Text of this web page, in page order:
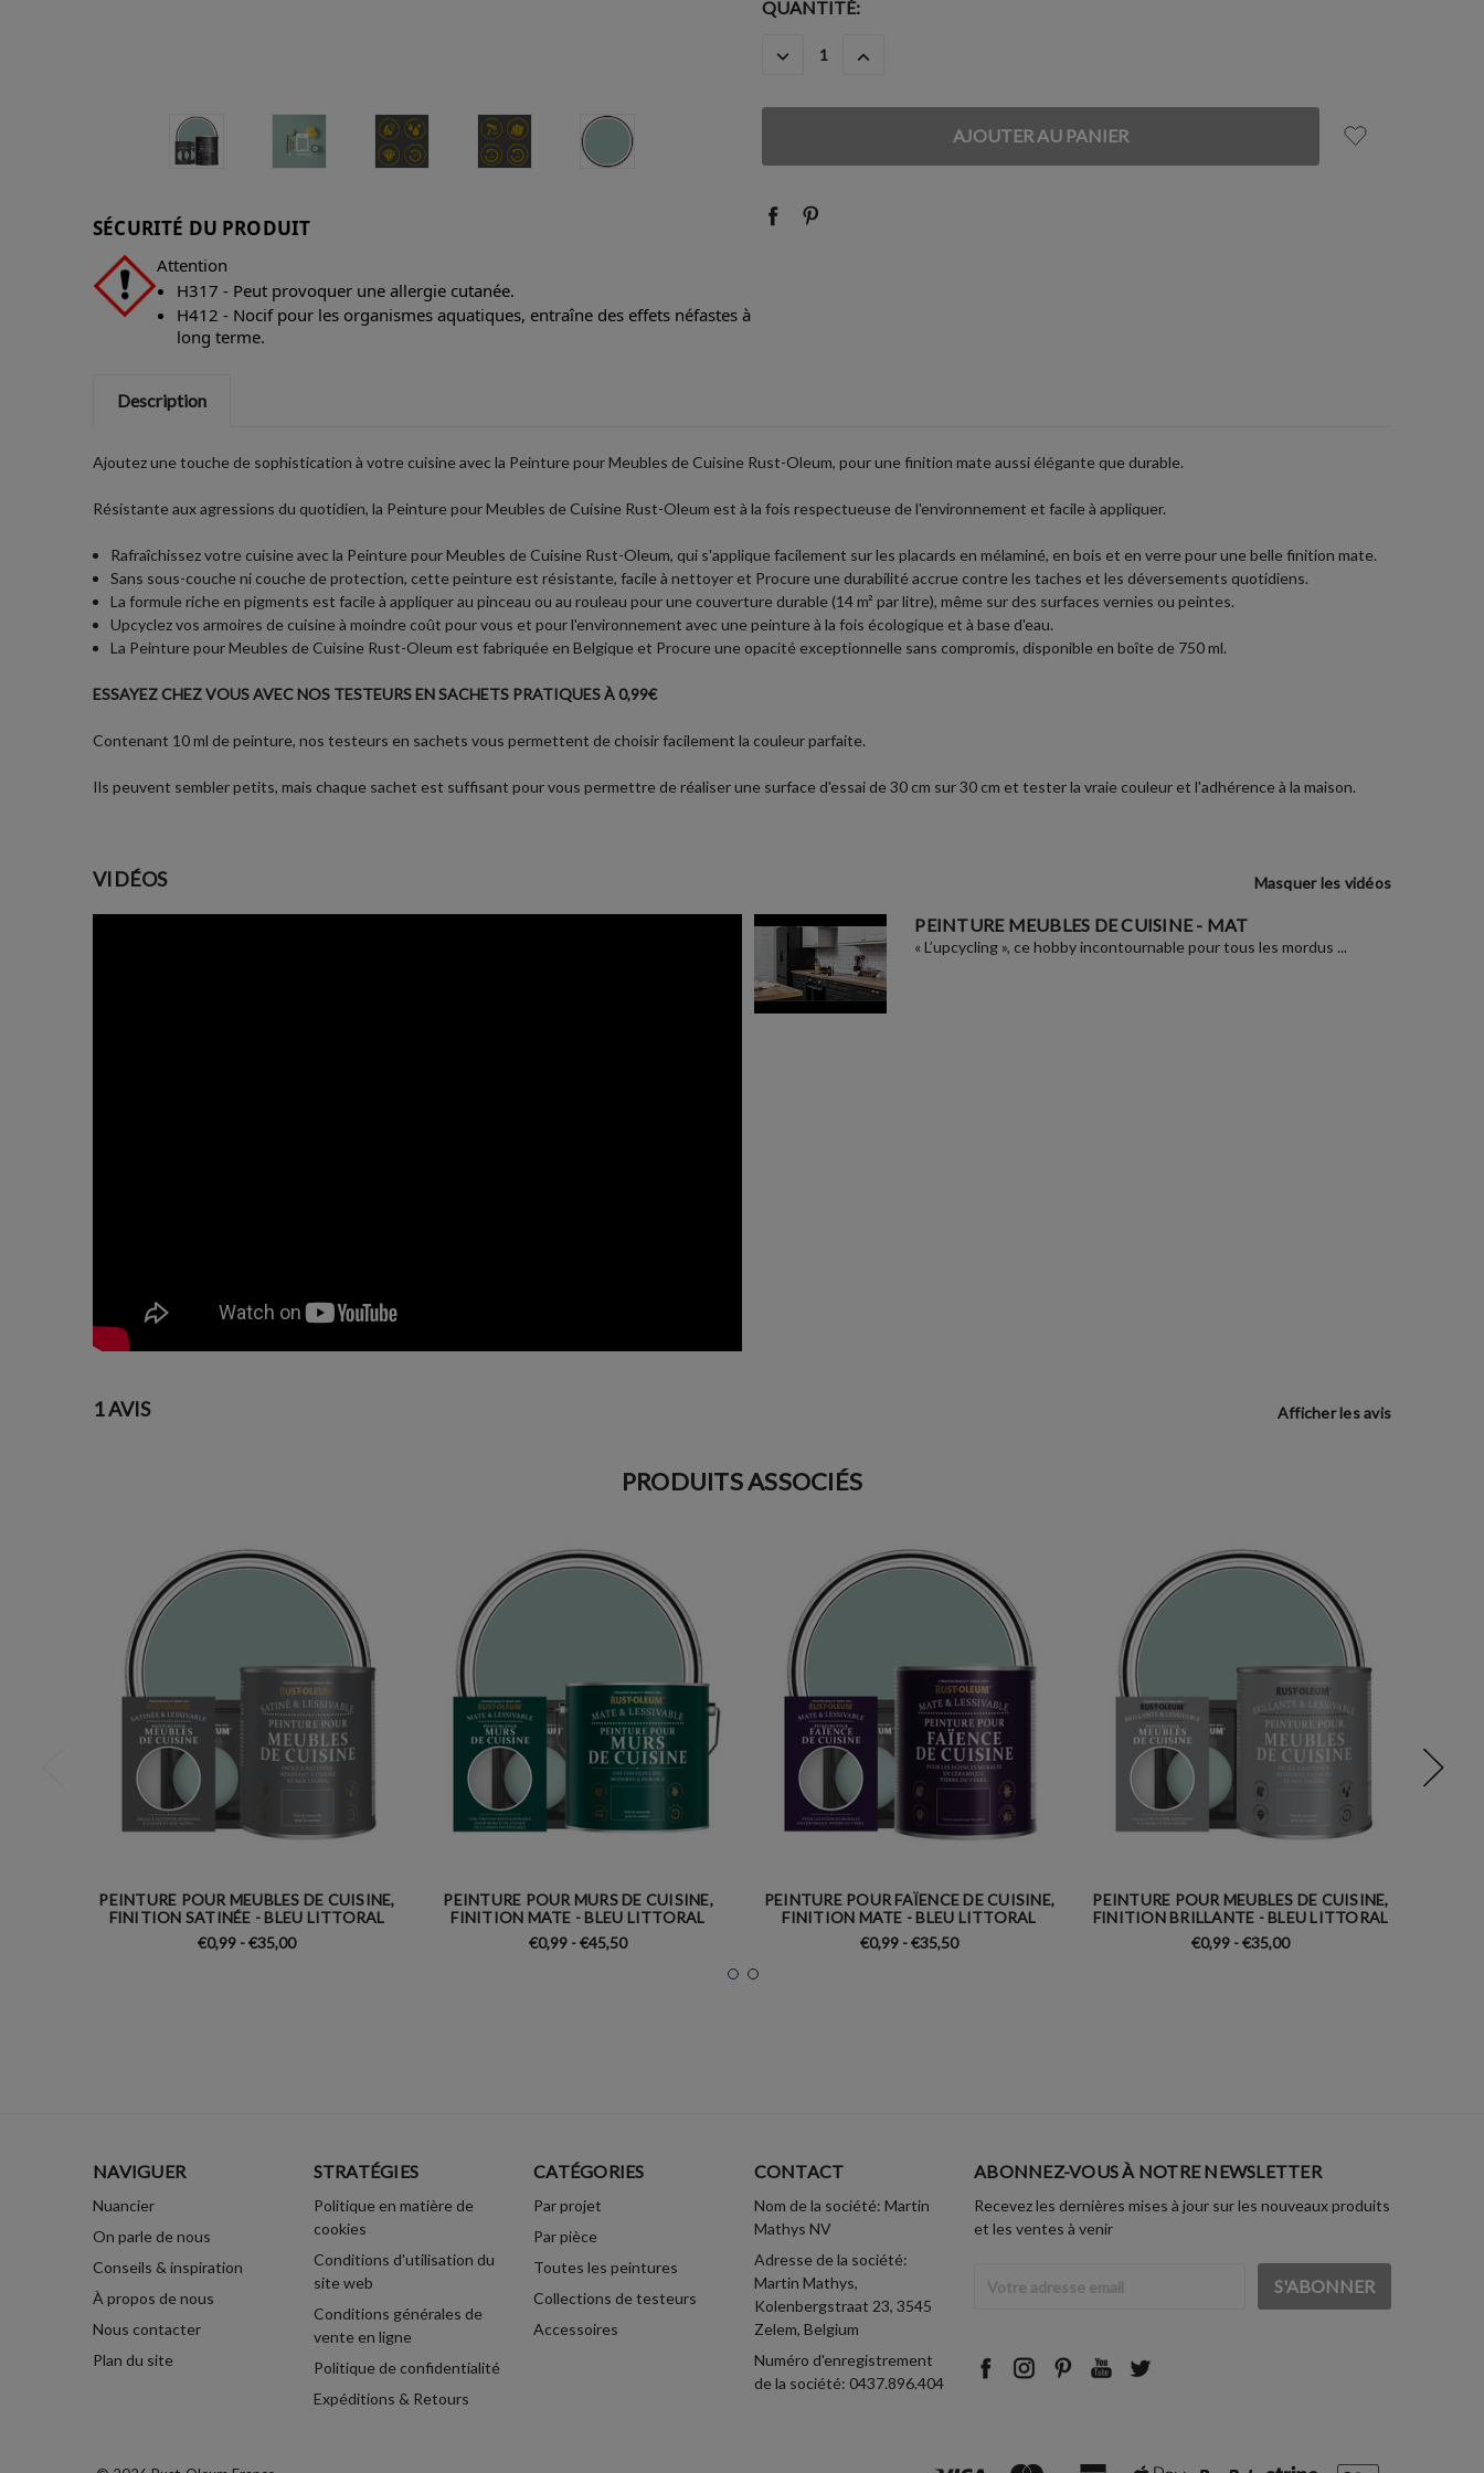
STOCK
QUANTITÉ:
DIMINUER
:
AUGMENTER
:
SÉCURITÉ DU PRODUIT
Attention
H317 - Peut provoquer une allergie cutanée.
H412 - Nocif pour les organismes aquatiques, entraîne des effets néfastes à
long terme.
Description
Ajoutez une touche de sophistication à votre cuisine avec la Peinture pour Meubles de Cuisine Rust-Oleum, pour une finition mate aussi élégante que durable.
Résistante aux agressions du quotidien, la Peinture pour Meubles de Cuisine Rust-Oleum est à la fois respectueuse de l'environnement et facile à appliquer.
Rafraîchissez votre cuisine avec la Peinture pour Meubles de Cuisine Rust-Oleum, qui s'applique facilement sur les placards en mélaminé, en bois et en verre pour une belle finition mate.
Sans sous-couche ni couche de protection, cette peinture est résistante, facile à nettoyer et Procure une durabilité accrue contre les taches et les déversements quotidiens.
La formule riche en pigments est facile à appliquer au pinceau ou au rouleau pour une couverture durable (14 m² par litre), même sur des surfaces vernies ou peintes.
Upcyclez vos armoires de cuisine à moindre coût pour vous et pour l'environnement avec une peinture à la fois écologique et à base d'eau.
La Peinture pour Meubles de Cuisine Rust-Oleum est fabriquée en Belgique et Procure une opacité exceptionnelle sans compromis, disponible en boîte de 750 ml.
ESSAYEZ CHEZ VOUS AVEC NOS TESTEURS EN SACHETS PRATIQUES À 0,99€
Contenant 10 ml de peinture, nos testeurs en sachets vous permettent de choisir facilement la couleur parfaite.
Ils peuvent sembler petits, mais chaque sachet est suffisant pour vous permettre de réaliser une surface d'essai de 30 cm sur 30 cm et tester la vraie couleur et l'adhérence à la maison.
VIDÉOS Masquer les vidéos
PEINTURE MEUBLES DE CUISINE - MAT
« L’upcycling », ce hobby incontournable pour tous les mordus ...
1 AVIS Afficher les avis
PRODUITS ASSOCIÉS
PEINTURE POUR MEUBLES DE CUISINE,
FINITION SATINÉE - BLEU LITTORAL
€0,99 - €35,00
PEINTURE POUR MURS DE CUISINE,
FINITION MATE - BLEU LITTORAL
€0,99 - €45,50
PEINTURE POUR FAÏENCE DE CUISINE,
FINITION MATE - BLEU LITTORAL
€0,99 - €35,50
PEINTURE POUR MEUBLES DE CUISINE,
FINITION BRILLANTE - BLEU LITTORAL
€0,99 - €35,00
NAVIGUER
Nuancier
On parle de nous
Conseils & inspiration
À propos de nous
Nous contacter
Plan du site
STRATÉGIES
Politique en matière de
cookies
Conditions d'utilisation du
site web
Conditions générales de
vente en ligne
Politique de confidentialité
Expéditions & Retours
CATÉGORIES
Par projet
Par pièce
Toutes les peintures
Collections de testeurs
Accessoires
CONTACT
Nom de la société: Martin
Mathys NV
Adresse de la société:
Martin Mathys,
Kolenbergstraat 23, 3545
Zelem, Belgium
Numéro d'enregistrement
de la société: 0437.896.404
ABONNEZ-VOUS À NOTRE NEWSLETTER
Recevez les dernières mises à jour sur les nouveaux produits
et les ventes à venir
Email